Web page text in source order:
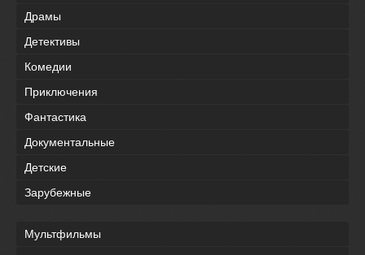
Драмы
Детективы
Комедии
Приключения
Фантастика
Документальные
Детские
Зарубежные
Мультфильмы